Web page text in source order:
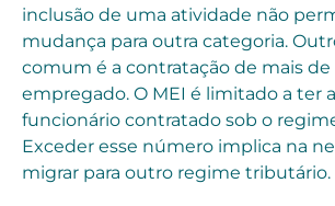
inclusão de uma atividade não
mudança para outra categoria.
comum é a contratação de mais
empregado. O MEI é limitado a ter
funcionário contratado sob o
Exceder esse número implica na
migrar para outro regime tributário.